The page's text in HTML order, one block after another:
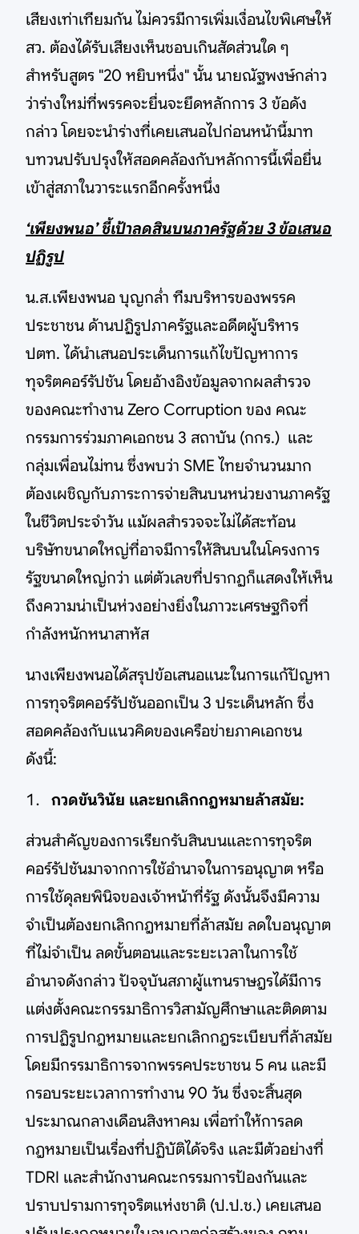
เสียงเท่าเทียมกัน ไม่ควรมีการเพิ่มเงื่อนไขพิเศษให้
สว. ต้องได้รับเสียงเห็นชอบเกินสัดส่วนใด ๆ
สำหรับสูตร "20 หยิบหนึ่ง" นั้น นายณัฐพงษ์กล่าว
ว่าร่างใหม่ที่พรรคจะยื่นจะยึดหลักการ 3 ข้อดัง
กล่าว โดยจะนำร่างที่เคยเสนอไปก่อนหน้านี้มาท
บทวนปรับปรุงให้สอดคล้องกับหลักการนี้เพื่อยื่น
เข้าสู่สภาในวาระแรกอีกครั้งหนึ่ง
‘เพียงพนอ’ ชี้เป้าลดสินบนภาครัฐด้วย 3 ข้อเสนอ
ปฏิรูป
น.ส.เพียงพนอ บุญกล่ำ ทีมบริหารของพรรค
ประชาชน ด้านปฏิรูปภาครัฐและอดีตผู้บริหาร
ปตท. ได้นำเสนอประเด็นการแก้ไขปัญหาการ
ทุจริตคอร์รัปชัน โดยอ้างอิงข้อมูลจากผลสำรวจ
ของคณะทำงาน Zero Corruption ของ คณะ
กรรมการร่วมภาคเอกชน 3 สถาบัน (กกร.) และ
กลุ่มเพื่อนไม่ทน ซึ่งพบว่า SME ไทยจำนวนมาก
ต้องเผชิญกับภาระการจ่ายสินบนหน่วยงานภาครัฐ
ในชีวิตประจำวัน แม้ผลสำรวจจะไม่ได้สะท้อน
บริษัทขนาดใหญ่ที่อาจมีการให้สินบนในโครงการ
รัฐขนาดใหญ่กว่า แต่ตัวเลขที่ปรากฏก็แสดงให้เห็น
ถึงความน่าเป็นห่วงอย่างยิ่งในภาวะเศรษฐกิจที่
กำลังหนักหนาสาหัส
นางเพียงพนอได้สรุปข้อเสนอแนะในการแก้ปัญหา
การทุจริตคอร์รัปชันออกเป็น 3 ประเด็นหลัก ซึ่ง
สอดคล้องกับแนวคิดของเครือข่ายภาคเอกชน
ดังนี้:
กวดขันวินัย และยกเลิกกฎหมายล้าสมัย:
ส่วนสำคัญของการเรียกรับสินบนและการทุจริต
คอร์รัปชันมาจากการใช้อำนาจในการอนุญาต หรือ
การใช้ดุลยพินิจของเจ้าหน้าที่รัฐ ดังนั้นจึงมีความ
จำเป็นต้องยกเลิกกฎหมายที่ล้าสมัย ลดใบอนุญาต
ที่ไม่จำเป็น ลดขั้นตอนและระยะเวลาในการใช้
อำนาจดังกล่าว ปัจจุบันสภาผู้แทนราษฎรได้มีการ
แต่งตั้งคณะกรรมาธิการวิสามัญศึกษาและติดตาม
การปฏิรูปกฎหมายและยกเลิกกฎระเบียบที่ล้าสมัย
โดยมีกรรมาธิการจากพรรคประชาชน 5 คน และมี
กรอบระยะเวลาการทำงาน 90 วัน ซึ่งจะสิ้นสุด
ประมาณกลางเดือนสิงหาคม เพื่อทำให้การลด
กฎหมายเป็นเรื่องที่ปฏิบัติได้จริง และมีตัวอย่างที่
TDRI และสำนักงานคณะกรรมการป้องกันและ
ปราบปรามการทุจริตแห่งชาติ (ป.ป.ช.) เคยเสนอ